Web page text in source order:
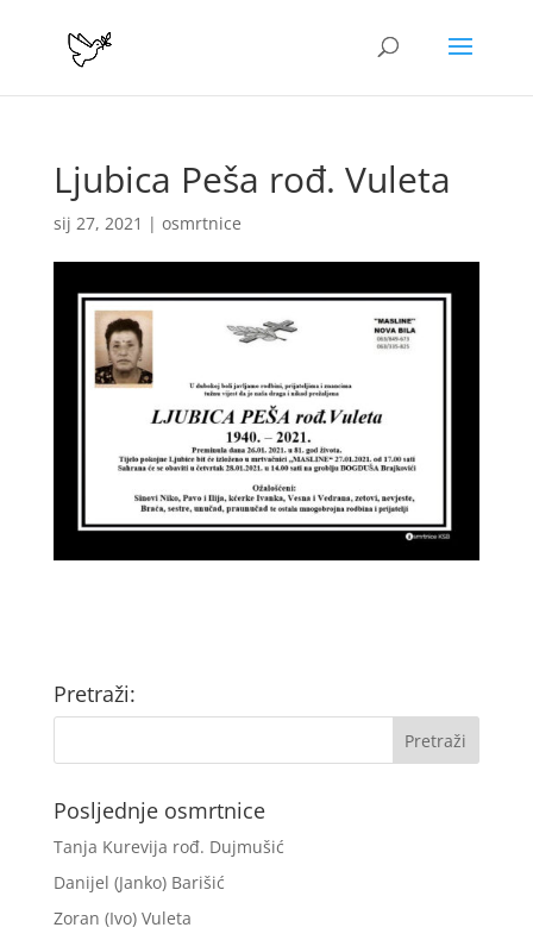
Ljubica Peša rođ. Vuleta
sij 27, 2021 | osmrtnice
Pretraži:
Posljednje osmrtnice
Tanja Kurevija rođ. Dujmušić
Danijel (Janko) Barišić
Zoran (Ivo) Vuleta